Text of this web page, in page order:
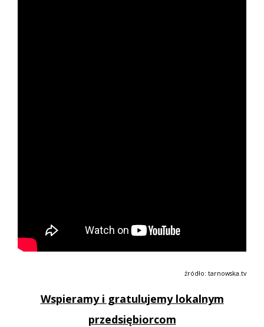
źródło: tarnowska.tv
Wspieramy i gratulujemy lokalnym
przedsiębiorcom